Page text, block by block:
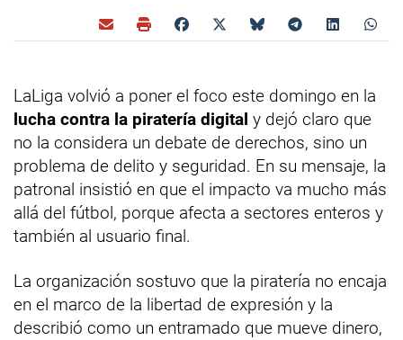
LaLiga volvió a poner el foco este domingo en la
lucha contra la piratería digital y dejó claro que
no la considera un debate de derechos, sino un
problema de delito y seguridad. En su mensaje, la
patronal insistió en que el impacto va mucho más
allá del fútbol, porque afecta a sectores enteros y
también al usuario final.
La organización sostuvo que la piratería no encaja
en el marco de la libertad de expresión y la
describió como un entramado que mueve dinero,